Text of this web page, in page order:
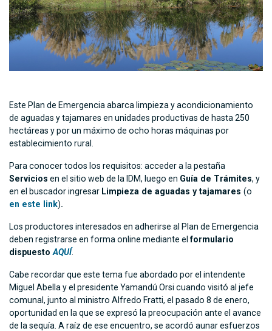
Este Plan de Emergencia abarca limpieza y acondicionamiento
de aguadas y tajamares en unidades productivas de hasta 250
hectáreas y por un máximo de ocho horas máquinas por
establecimiento rural.
Para conocer todos los requisitos: acceder a la pestaña
Servicios en el sitio web de la IDM, luego en Guía de Trámites, y
en el buscador ingresar Limpieza de aguadas y tajamares (o
en este link).
Los productores interesados en adherirse al Plan de Emergencia
deben registrarse en forma online mediante elformulario
dispuesto AQUÍ
Cabe recordar que este tema fue abordado por el intendente
Miguel Abella y el presidente Yamandú Orsi cuando visitó al jefe
comunal, junto al ministro Alfredo Fratti, el pasado 8 de enero,
oportunidad en la que se expresó la preocupación ante el avance
de la sequía. A raíz de ese encuentro, se acordó aunar esfuerzos